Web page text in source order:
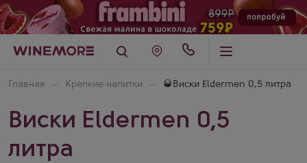
Главная Крепкие напитки 🥃Виски Eldermen 0,5 литра
Виски Eldermen 0,5
литра